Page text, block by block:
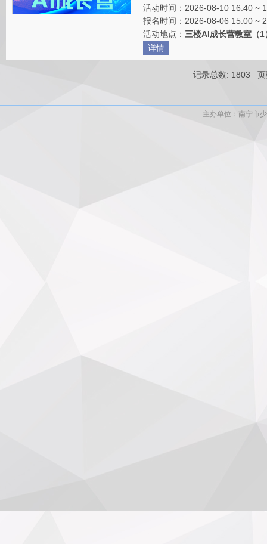
活动时间： 2026-08-10 16:40 ~
报名时间： 2026-08-06 15:00 ~
活动地点： 三楼AI成长营教室（1
详情
记录总数: 1803
主办单位：南宁市